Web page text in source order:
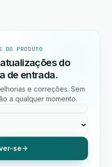
DO PRODUTO
do
de entrada.
e correções. Sem
a qualquer momento.
se